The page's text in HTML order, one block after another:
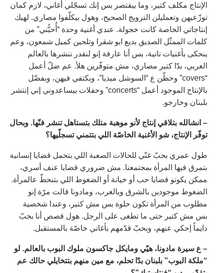
الإنتاج مكلف كتير، وما بيقتصر بس إنك تسجّلي أغاني، لازم كمان
توزّعيهن وتعمليلن الترويج الصحيح، وهول بيكلّفوا مصاري. لهيك
إنتاجاتي الخاصة كانت خجولة. عندي أغنية وحدة “أُحبُّني” من
كلمات الممثّل الصديق بديع ابو شقرا وتلحين كميل شمعون، وعم
ينحكى بأغنيات تانية، بس أنا عارفة إنو لنقدر ننشرها بالعالم
العربي، بدّا كتير مصاري، مش متوفّرين هلأ. عم ضلّ أعمل
“covers” وحطّن ع “السوشل ميديا”، وبكتفي فيهن، وبفضّل
بالإنتاج الموجود أعمل “concerts” وحفلات بيساعدوني إني إنتشر
بلبنان وخارجو.
– انشالله بتلاقي إنتاج لأنو موهبة متلك بتستاهل تنشر فنّها. وبحال
توفّر الإنتاج، شو الأغنية الخاصّة اللي بتتمني تسجلّيها؟
طول عمري بحبّ غنّي للحالات الصعبة اللي بتحمل قضايا إنسانية
بتمرق فيها المرأة بمجتمعنا. مش ضروري قضايا عنف أسري،
ممكن يكونو قضايا حب أو خيانة أو الضغوط اللي بتنحطّ عالمرأة.
الضغوط موجودين بالشرق وبالغرب، ومادونا قالت مرّة إنو
مطلوب من المرأة تكون حلوة بس مش كتير، وعندا شخصية
بس مش كتير حتى ما تطغى على الرجل. هول قصص أنا بحبّ
دايماً إحكي عنهم، وبحبّ قدّمهم بأغاني خاصّة بالمستقبل.
– ع سيرة مادونا، هيّي ومايكل جاكسون ملوك البوب بالعالم. لو
“ملكة البوب” بلبنان بدّا تحلم، مع مين منهم بتتخايلي حالك عم